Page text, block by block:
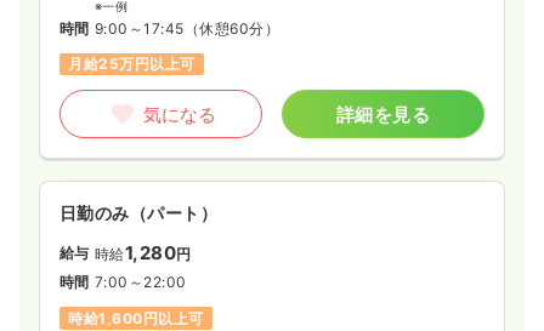
※一例
時間 9:00～17:45 （休憩60分）
月給25万円以上可
気になる 詳細を見る
日勤のみ（パート）
給与 時給1,280円
時間 7:00～22:00
時給1,600円以上可